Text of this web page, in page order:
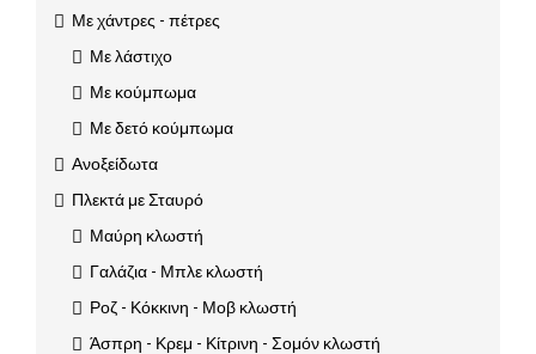
Με χάντρες - πέτρες
Με λάστιχο
Με κούμπωμα
Με δετό κούμπωμα
Ανοξείδωτα
Πλεκτά με Σταυρό
Μαύρη κλωστή
Γαλάζια - Μπλε κλωστή
Ροζ - Κόκκινη - Μοβ κλωστή
Άσπρη - Κρεμ - Κίτρινη - Σομόν κλωστή